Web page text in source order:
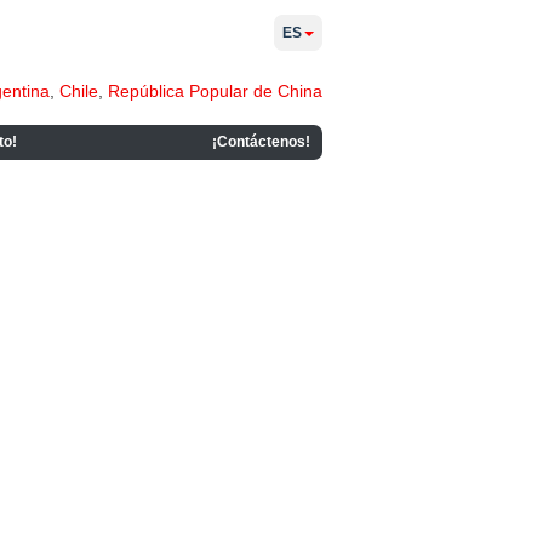
Chile República Popular de China
¡Contáctenos!
ES